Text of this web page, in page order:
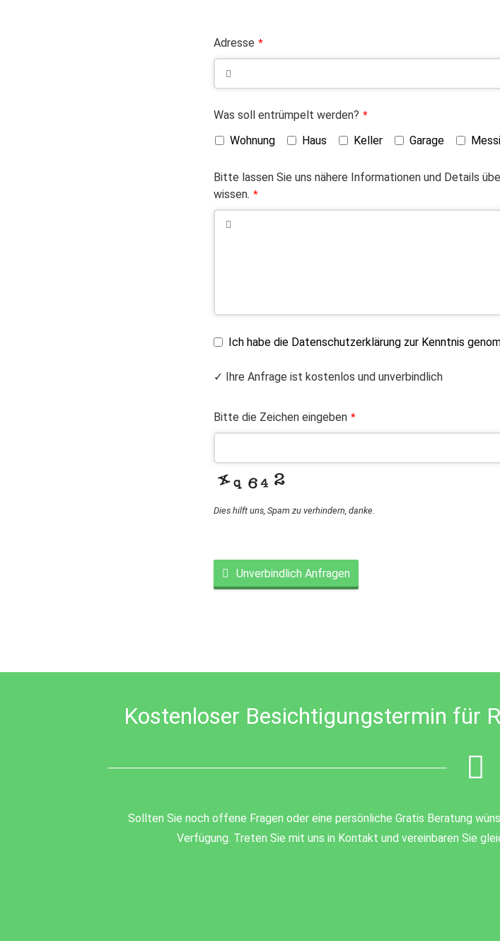
Adresse *
Was soll entrümpelt werden? *
Wohnung Haus Keller Garage
Bitte lassen Sie uns nähere Informationen und Details
wissen. *
Ich habe die Datenschutzerklärung zur Kenntnis
✓ Ihre Anfrage ist kostenlos und unverbindlich
Bitte die Zeichen eingeben *
Dies hilft uns, Spam zu verhindern, danke.
Unverbindlich Anfragen
left
Kostenloser Besichtigungstermin für
Sollten Sie noch offene Fragen oder eine persönliche Gratis Beratung
Verfügung. Treten Sie mit uns in Kontakt und vereinbaren Sie